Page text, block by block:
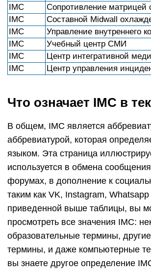
IMC
Сопротивление матрицей
IMC
Составной Midwall
IMC
Управление внутреннего
IMC
Учебный центр СМИ
IMC
Центр интегративной
IMC
Центр управления
Что означает IMC в
В общем, IMC является
аббревиатурой, которая
языком. Эта страница
используется в обмена
форумах, в дополнение к
таким как VK, Instagram,
приведенной выше таблицы, вы
просмотреть все значения IMC:
образовательные термины,
термины, и даже компьютерные
вы знаете другое определение